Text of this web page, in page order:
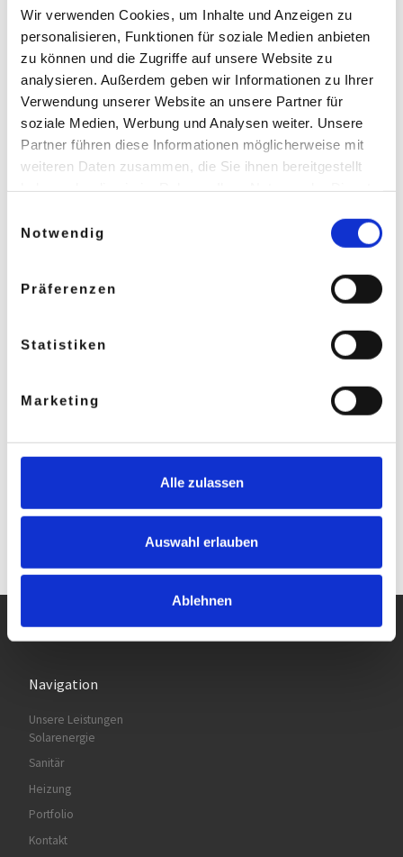
Wir verwenden Cookies, um Inhalte und Anzeigen zu
personalisieren, Funktionen für soziale Medien anbieten
zu können und die Zugriffe auf unsere Website zu
analysieren. Außerdem geben wir Informationen zu Ihrer
Verwendung unserer Website an unsere Partner für
soziale Medien, Werbung und Analysen weiter. Unsere
Partner führen diese Informationen möglicherweise mit
weiteren Daten zusammen, die Sie ihnen bereitgestellt
Notwendig
Präferenzen
Statistiken
Marketing
Alle zulassen
Auswahl erlauben
Ablehnen
Vor- und Nachname *
Ich akzeptiere die
Datenschutzerklärung. *
Navigation
Unsere Leistungen
Solarenergie
Sanitär
Heizung
Portfolio
Kontakt